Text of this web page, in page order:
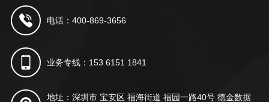
电话：400-869-3656
业务专线：153 6151 1841
地址：深圳市 宝安区 福海街道 福园一路40号 德金数据